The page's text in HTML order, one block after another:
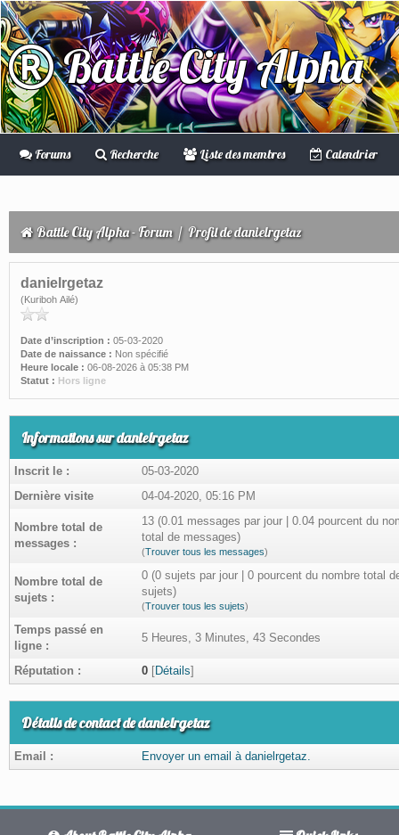
Battle City Alpha
Forums Recherche Liste des membres Calendrier
Battle City Alpha - Forum / Profil de danielrgetaz
danielrgetaz
(Kuriboh Ailé)
Date d’inscription : 05-03-2020
Date de naissance : Non spécifié
Heure locale : 06-08-2026 à 05:38 PM
Statut : Hors ligne
Informations sur danielrgetaz
Inscrit le :
05-03-2020
Dernière visite
04-04-2020, 05:16 PM
Nombre total de
messages :
13 (0.01 messages par jour | 0.04 pourcent du
total de messages)
(Trouver tous les messages)
Nombre total de
sujets :
0 (0 sujets par jour | 0 pourcent du nombre total
sujets)
(Trouver tous les sujets)
Temps passé en
ligne :
5 Heures, 3 Minutes, 43 Secondes
Réputation : 0 [Détails]
Détails de contact de danielrgetaz
Email : Envoyer un email à danielrgetaz.